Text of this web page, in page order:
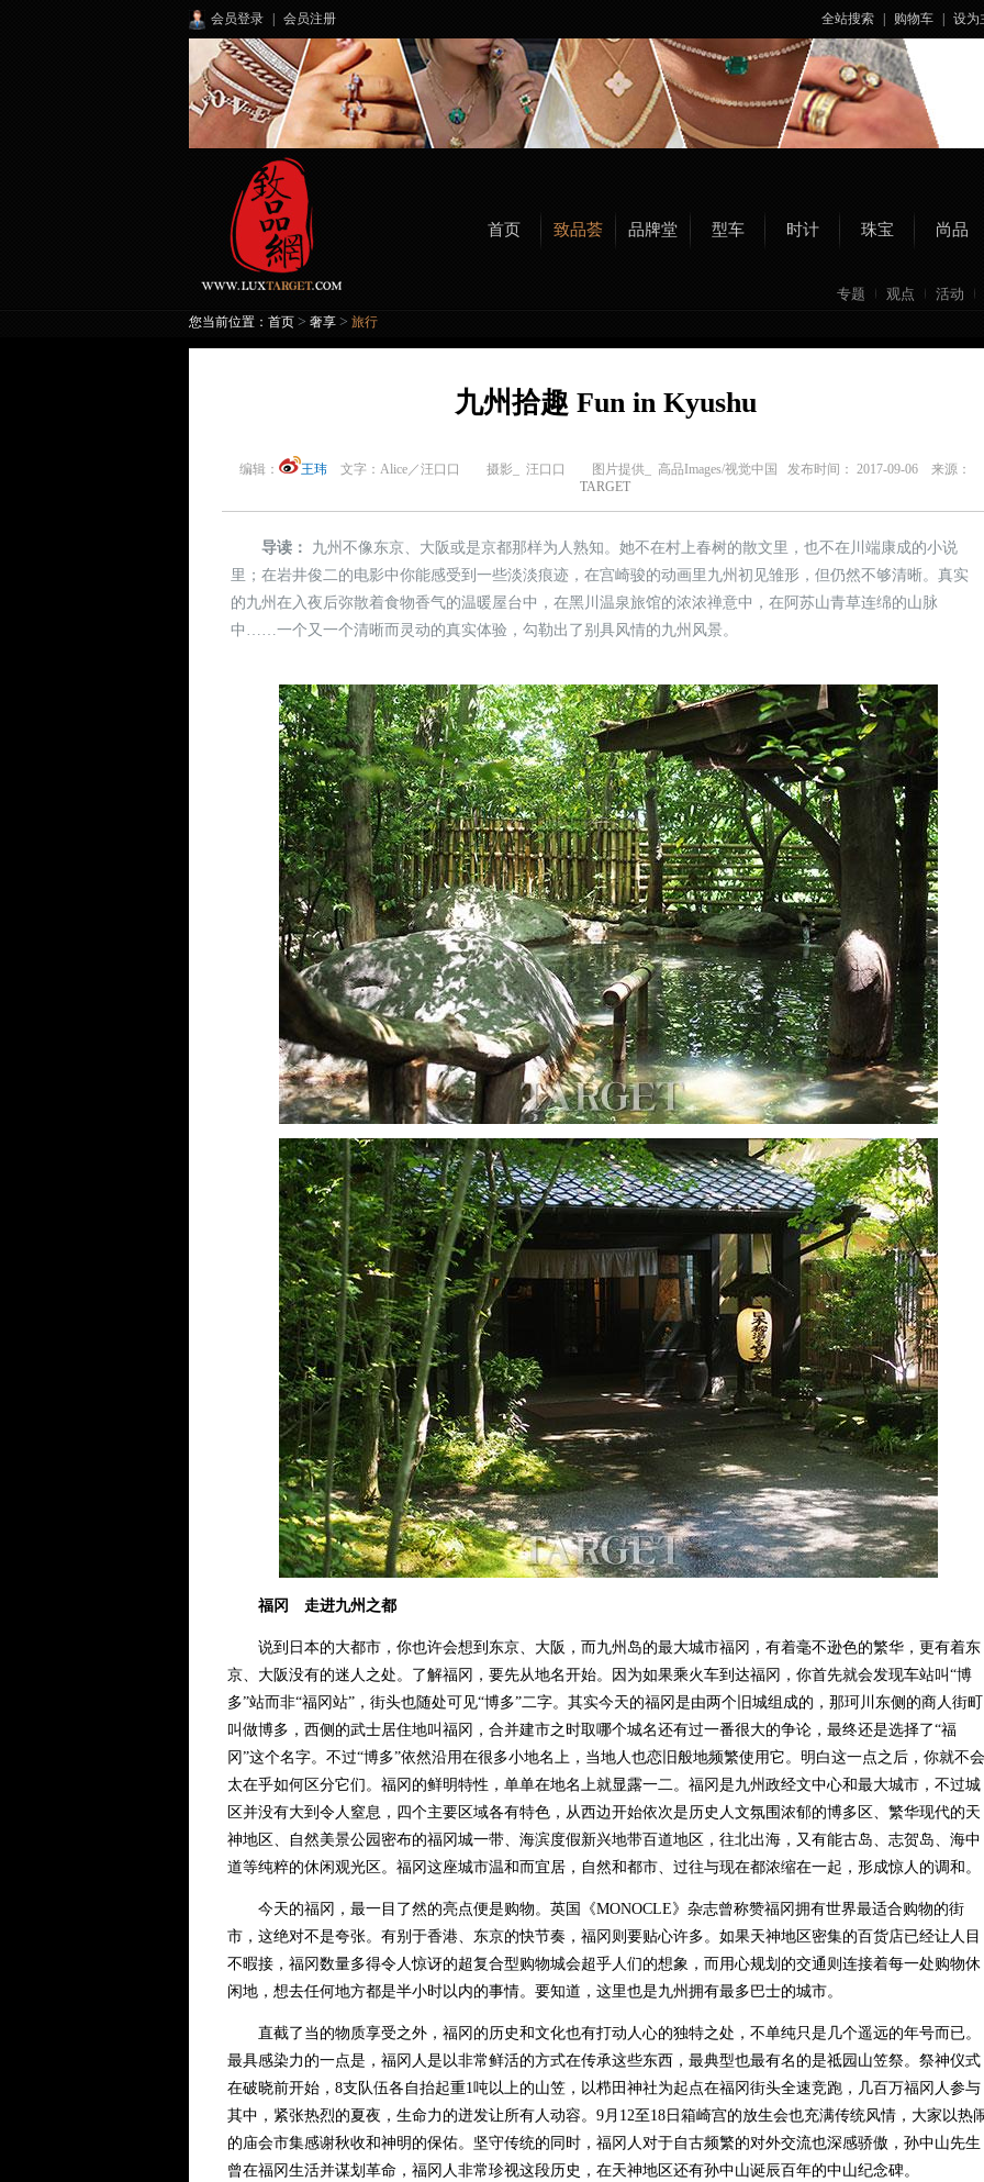
会员登录 会员注册 全站搜索 购物车 设为
首页 致品荟 品牌堂 型车 时计 珠宝 尚品
专题 观点 活动
您当前位置： 首页 > 奢享 > 旅行
九州拾趣 Fun in Kyushu
编辑： 王玮 文字：Alice／汪口口 摄影_ 汪口口 图片提供_ 高品Images/视觉中国
发布时间： 2017-09-06 来源：
TARGET
导读：
九州不像东京、大阪或是京都那样为人熟知。她不在村上春树的散文里，也不在川端康成的小说
里；在岩井俊二的电影中你能感受到一些淡淡痕迹，在宫崎骏的动画里九州初见雏形，但仍然不够清晰。真实
的九州在入夜后弥散着食物香气的温暖屋台中，在黑川温泉旅馆的浓浓禅意中，在阿苏山青草连绵的山脉
中……一个又一个清晰而灵动的真实体验，勾勒出了别具风情的九州风景。
福冈 走进九州之都
说到日本的大都市，你也许会想到东京、大阪，而九州岛的最大城市福冈，有着毫不逊色的繁华，更有着东
京、大阪没有的迷人之处。了解福冈，要先从地名开始。因为如果乘火车到达福冈，你首先就会发现车站叫“博
多”站而非“福冈站”，街头也随处可见“博多”二字。其实今天的福冈是由两个旧城组成的，那珂川东侧的商人街町
叫做博多，西侧的武士居住地叫福冈，合并建市之时取哪个城名还有过一番很大的争论，最终还是选择了“福
冈”这个名字。不过“博多”依然沿用在很多小地名上，当地人也恋旧般地频繁使用它。明白这一点之后，你就不
太在乎如何区分它们。福冈的鲜明特性，单单在地名上就显露一二。福冈是九州政经文中心和最大城市，不过城
区并没有大到令人窒息，四个主要区域各有特色，从西边开始依次是历史人文氛围浓郁的博多区、繁华现代的天
神地区、自然美景公园密布的福冈城一带、海滨度假新兴地带百道地区，往北出海，又有能古岛、志贺岛、海中
道等纯粹的休闲观光区。福冈这座城市温和而宜居，自然和都市、过往与现在都浓缩在一起，形成惊人的调和。
今天的福冈，最一目了然的亮点便是购物。英国《MONOCLE》杂志曾称赞福冈拥有世界最适合购物的街
市，这绝对不是夸张。有别于香港、东京的快节奏，福冈则要贴心许多。如果天神地区密集的百货店已经让人目
不暇接，福冈数量多得令人惊讶的超复合型购物城会超乎人们的想象，而用心规划的交通则连接着每一处购物休
闲地，想去任何地方都是半小时以内的事情。要知道，这里也是九州拥有最多巴士的城市。
直截了当的物质享受之外，福冈的历史和文化也有打动人心的独特之处，不单纯只是几个遥远的年号而已。
最具感染力的一点是，福冈人是以非常鲜活的方式在传承这些东西，最典型也最有名的是祗园山笠祭。祭神仪式
在破晓前开始，8支队伍各自抬起重1吨以上的山笠，以栉田神社为起点在福冈街头全速竞跑，几百万福冈人参与
其中，紧张热烈的夏夜，生命力的迸发让所有人动容。9月12至18日箱崎宫的放生会也充满传统风情，大家以热
的庙会市集感谢秋收和神明的保佑。坚守传统的同时，福冈人对于自古频繁的对外交流也深感骄傲，孙中山先生
曾在福冈生活并谋划革命，福冈人非常珍视这段历史，在天神地区还有孙中山诞辰百年的中山纪念碑。